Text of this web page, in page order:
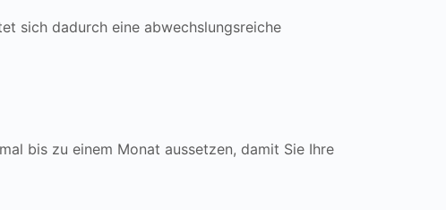
sich dadurch eine abwechslungsreiche
bis zu einem Monat aussetzen, damit Sie Ihre